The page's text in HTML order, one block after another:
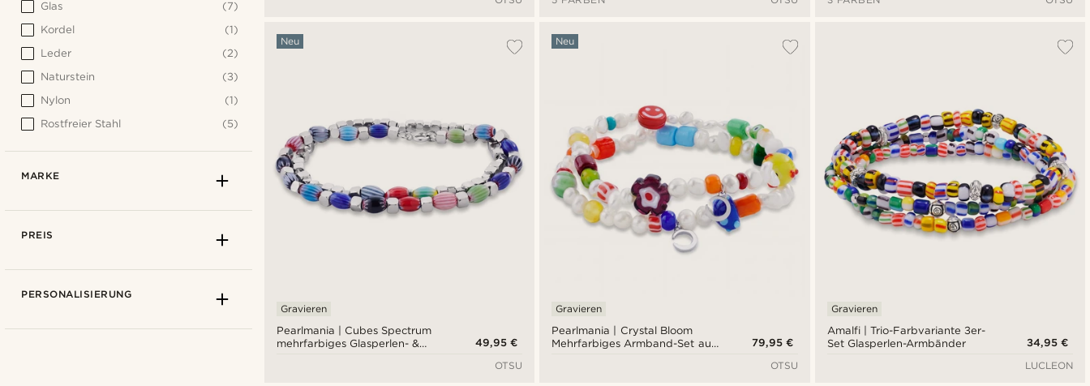
Glasperlen
Pearlmania | Cubes Spectrum
mehrfarbiges Glasperlen- &
Neu
Gravieren
49,95 €
OTSU
Pearlmania | Crystal Bloom
Mehrfarbiges Armband-Set aus
Neu
Gravieren
79,95 €
OTSU
Amalfi | Trio-Farbvariante 3er-
Set Glasperlen-Armbänder
Gravieren
34,95 €
LUCLEON
Glas
(7)
Kordel
(1)
Leder
(2)
Naturstein
(3)
Nylon
(1)
Rostfreier Stahl
(5)
MARKE
PREIS
PERSONALISIERUNG